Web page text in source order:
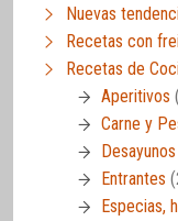
Nuevas
Recetas con
Recetas de
Aperitivos
Carne y
Entrantes
Especias,